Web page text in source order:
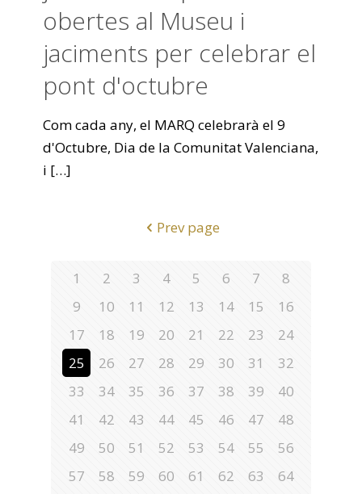
obertes al Museu i
jaciments per celebrar el
pont d'octubre
Com cada any, el MARQ celebrarà el 9
d'Octubre, Dia de la Comunitat Valenciana,
i […]
Prev page
1 2 3 4 5 6 7
8
9
10 11 12 13 14 15
16
17
18 19 20 21 22 23
24
25
26 27 28 29 30 31
32
33
34 35 36 37 38 39
40
41
42 43 44 45 46 47
48
49
50 51 52 53 54 55
56
57
58 59 60 61 62 63
64